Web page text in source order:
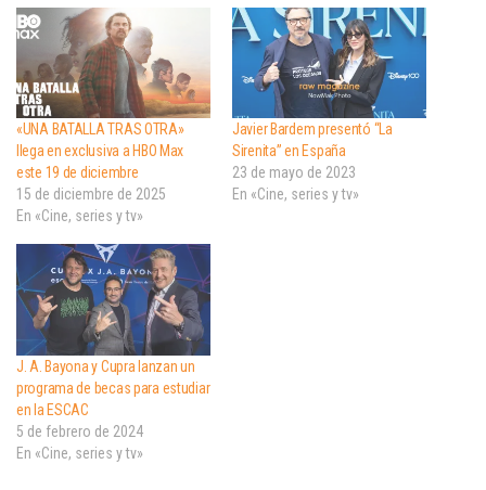
«UNA BATALLA TRAS OTRA»
llega en exclusiva a HBO Max
este 19 de diciembre
15 de diciembre de 2025
En «Cine, series y tv»
Javier Bardem presentó “La
Sirenita” en España
23 de mayo de 2023
En «Cine, series y tv»
J. A. Bayona y Cupra lanzan un
programa de becas para estudiar
en la ESCAC
5 de febrero de 2024
En «Cine, series y tv»